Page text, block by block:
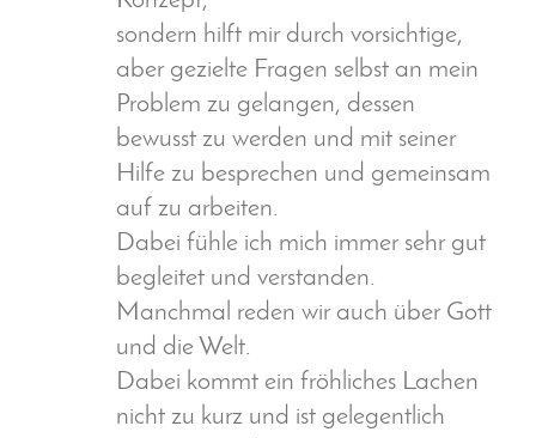
sondern hilft mir durch vorsichtige,
aber gezielte Fragen selbst an mein
Problem zu gelangen, dessen
bewusst zu werden und mit seiner
Hilfe zu besprechen und gemeinsam
auf zu arbeiten.
Dabei fühle ich mich immer sehr gut
begleitet und verstanden.
Manchmal reden wir auch über Gott
und die Welt.
Dabei kommt ein fröhliches Lachen
nicht zu kurz und ist gelegentlich